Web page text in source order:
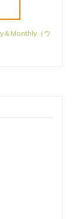
＆Monthly（ウ